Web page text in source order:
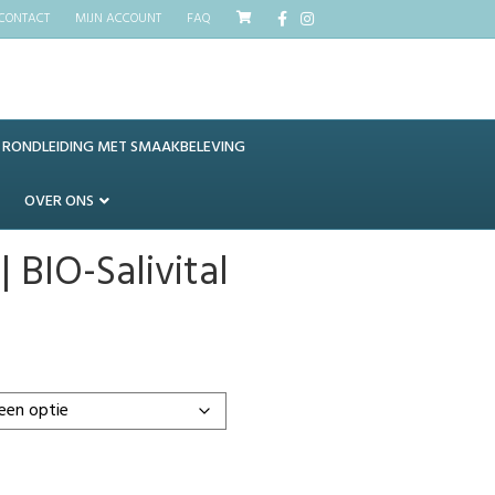
MIJN ACCOUNT FAQ Facebook
Instagram
RONDLEIDING MET SMAAKBELEVING
OVER ONS
Salivital